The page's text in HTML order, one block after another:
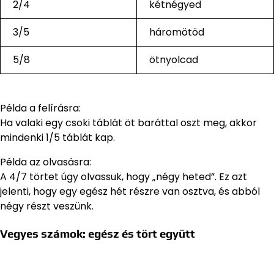
2/4
kétnégyed
3/5
háromötöd
5/8
ötnyolcad
Példa a felírásra:
Ha valaki egy csoki táblát öt baráttal oszt meg, akkor
mindenki 1/5 táblát kap.
Példa az olvasásra:
A 4/7 törtet úgy olvassuk, hogy „négy heted”. Ez azt
jelenti, hogy egy egész hét részre van osztva, és abból
négy részt veszünk.
Vegyes számok: egész és tört együtt